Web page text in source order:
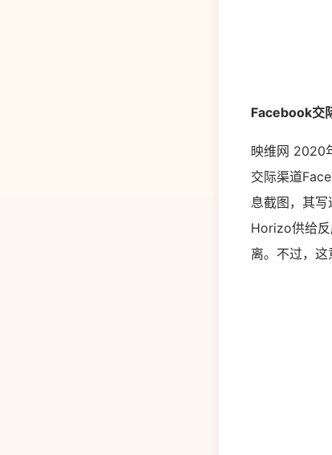
Facebook交
映维网 2020
交际渠道
息截图，其
Horizo供给
离。不过，